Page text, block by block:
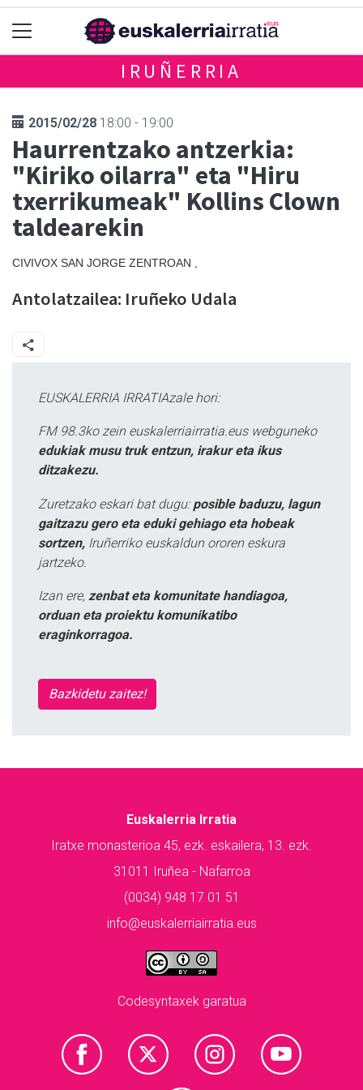
IRUÑERRIA
2015/02/28 18:00 - 19:00
Haurrentzako antzerkia:
"Kiriko oilarra" eta "Hiru
txerrikumeak" Kollins Clown
taldearekin
CIVIVOX SAN JORGE ZENTROAN ,
Antolatzailea: Iruñeko Udala
EUSKALERRIA IRRATIAzale hori:
FM 98.3ko zein euskalerriairratia.eus webguneko
edukiak musu truk entzun, irakur eta ikus
ditzakezu.
Zuretzako eskari bat dugu: posible baduzu, lagun
gaitzazu gero eta eduki gehiago eta hobeak
sortzen, Iruñerriko euskaldun ororen eskura
jartzeko.
Izan ere, zenbat eta komunitate handiagoa,
orduan eta proiektu komunikatibo
eraginkorragoa.
Bazkidetu zaitez!
Euskalerria Irratia
Iratxe monasterioa 45, ezk. eskailera, 13. ezk.
31011 Iruñea - Nafarroa
(0034) 948 17 01 51
info@euskalerriairratia.eus
Codesyntaxek garatua